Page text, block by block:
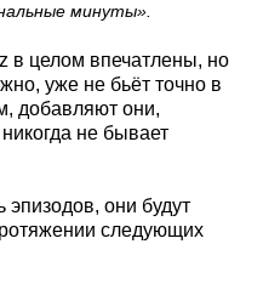
минуты».
в целом впечатлены, но
уже не бьёт точно в
добавляют они,
не бывает
эпизодов, они будут
следующих